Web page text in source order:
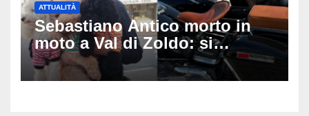
ATTUALITÀ
Sebastiano Antico morto in
moto a Val di Zoldo: si
schianta con il sidecar, salvi i
due cagnolini